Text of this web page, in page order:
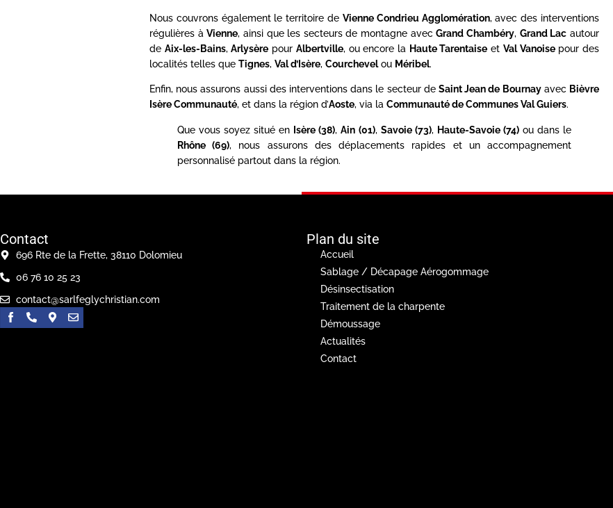
Nous couvrons également le territoire de Vienne Condrieu Agglomération, avec des interventions
régulières àVienne, ainsi que les secteurs de montagne avecGrand Chambéry, Grand Lac autour
de Aix-les-Bains,Arlysère pour Albertville, ou encore la Haute Tarentaise et Val Vanoisepour des
localités telles que Tignes, Val d’Isère, Courchevelou Méribel.
Enfin, nous assurons aussi des interventions dans le secteur de Saint Jean de Bournayavec Bièvre
Isère Communauté, et dans la région d’Aoste, via la Communauté de Communes Val Guiers.
Que vous soyez situé en Isère (38),Ain (01), Savoie (73), Haute-Savoie (74)ou dans le
Rhône (69), nous assurons des déplacements rapides et un accompagnement
personnalisé partout dans la région.
Contact
696 Rte de la Frette, 38110 Dolomieu
06 76 10 25 23
contact@sarlfeglychristian.com
Plan du site
Accueil
Sablage / Décapage Aérogommage
Désinsectisation
Traitement de la charpente
Démoussage
Actualités
Contact